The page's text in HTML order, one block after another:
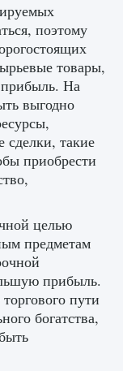
поэтому
товары,
прибыль. На
выгодно
сделки, такие
приобрести
целью
предметам
прибыль.
пути
богатства,